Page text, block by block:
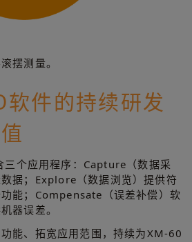
摆测量。
软件的持续研发
三个应用程序：Capture（数据采
据；Explore（数据浏览）提供符
能；Compensate（误差补偿）软
器误差。
能、拓宽应用范围，持续为XM-60